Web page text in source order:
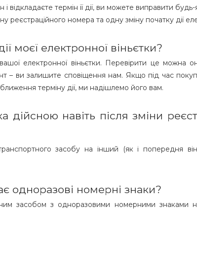
відкладаєте термін її дії, ви можете виправити
реєстраційного номера та одну зміну початку дії
моєї електронної віньєтки?
вашої електронної віньєтки. Перевірити це
– ви залишите сповіщення нам. Якщо під час
терміну дії, ми надішлемо його вам.
дійсною навіть після зміни
засобу на інший (як і попередня
одноразові номерні знаки?
засобом з одноразовими номерними знаками